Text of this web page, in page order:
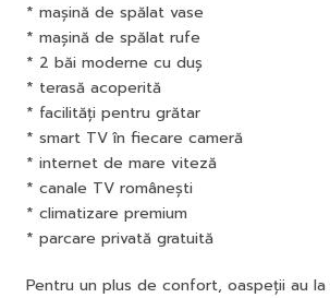
* mașină de spălat vase
* mașină de spălat rufe
* 2 băi moderne cu duș
* terasă acoperită
* facilități pentru grătar
* smart TV în fiecare cameră
* internet de mare viteză
* canale TV românești
* climatizare premium
* parcare privată gratuită
Pentru un plus de confort, oaspeții au la